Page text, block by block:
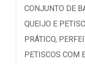
CONJUNTO DE
QUEIJO E
PRÁTICO,
PETISCOS COM